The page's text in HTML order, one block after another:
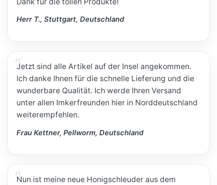
Herr T., Stuttgart, Deutschland
Jetzt sind alle Artikel auf der Insel angekommen.
Ich danke Ihnen für die schnelle Lieferung und die
wunderbare Qualität. Ich werde Ihren Versand
unter allen Imkerfreunden hier in Norddeutschland
weiterempfehlen.
Frau Kettner, Pellworm, Deutschland
Nun ist meine neue Honigschleuder aus dem